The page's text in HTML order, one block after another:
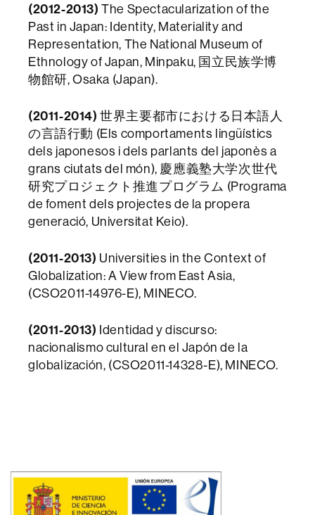
(2012-2013) The Spectacularization of the
Past in Japan: Identity, Materiality and
Representation, The National Museum of
Ethnology of Japan, Minpaku, 国立民族学博
物館研, Osaka (Japan).
(2011-2014) 世界主要都市における日本語人
の言語行動 (Els comportaments lingüístics
dels japonesos i dels parlants del japonès a
grans ciutats del món), 慶應義塾大学次世代
研究プロジェクト推進プログラム (Programa
de foment dels projectes de la propera
generació, Universitat Keio).
(2011-2013) Universities in the Context of
Globalization: A View from East Asia,
(CSO2011-14976-E), MINECO.
(2011-2013) Identidad y discurso:
nacionalismo cultural en el Japón de la
globalización, (CSO2011-14328-E), MINECO.